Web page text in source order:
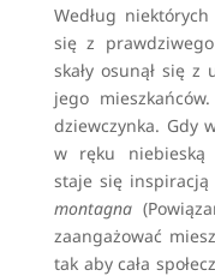
Według
się z
skały osunął się
jego
dziewczynka. Gdy
w ręku niebieską
staje się
montagna
zaangażować
tak aby cała